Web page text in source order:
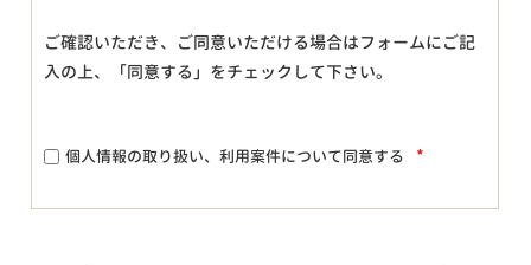
ご確認いただき、ご同意いただける場合はフォームにご記
入の上、「同意する」をチェックして下さい。
個人情報の取り扱い、利用案件について同意する *